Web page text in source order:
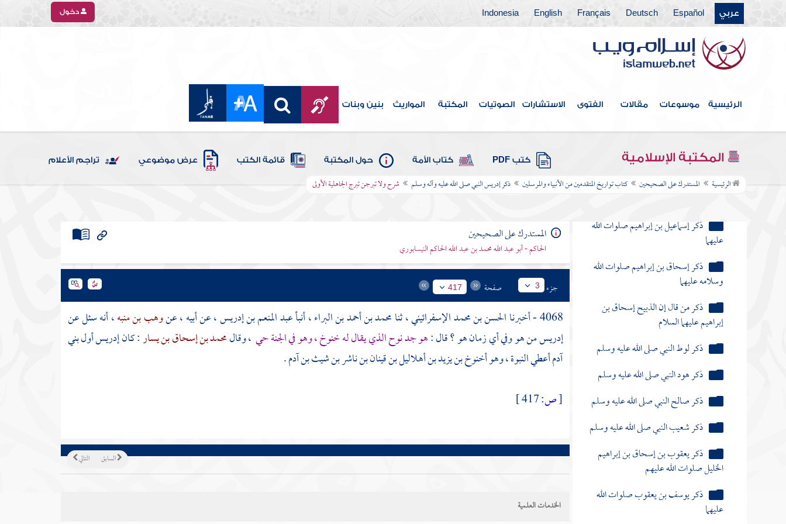
عربي Español
Deutsch
Français
English
Indonesia دخول
الرئيسية موسوعات مقالات الفتوى الاستشارات الصوتيات المكتبة المواريث بنين وبنات
المكتبة الإسلامية كتب PDF كتاب الأمة حول المكتبة قائمة الكتب عرض موضوعي تراجم الأعلام
الرئيسية المستدرك على الصحيحين كتاب تواريخ المتقدمين من الأنبياء والمرسلين ذكر إدريس النبي صلى الله عليه وآله وسلم شرح ولا تبرجن تبرج الجاهلية الأولى
كتاب التفسير
كتاب تواريخ المتقدمين من الأنبياء والمرسلين
ذكر آدم عليه السلام
ذكر إدريس النبي صلى الله عليه وآله
وسلم
شرح ولا تبرجن تبرج الجاهلية
الأولى
ذكر إبراهيم عليه السلام
ذكر إسماعيل بن إبراهيم صلوات الله
عليهما
ذكر إسحاق بن إبراهيم صلوات الله
وسلامه عليهما
ذكر من قال إن الذبيح إسحاق بن
إبراهيم عليهما السلام
ذكر لوط النبي صلى الله عليه وسلم
ذكر هود النبي صلى الله عليه وسلم
ذكر صالح النبي صلى الله عليه وسلم
ذكر شعيب النبي صلى الله عليه وسلم
ذكر يعقوب بن إسحاق بن إبراهيم
الخليل صلوات الله عليهم
ذكر يوسف بن يعقوب صلوات الله
عليهما
المستدرك على الصحيحين
الحاكم - أبو عبد الله محمد بن عبد الله الحاكم النيسابوري
جزء 3 صفحة 417
4068 - أخبرنا الحسن بن محمد الإسفرائيني، ثنامحمد بن أحمد بن البراء، أنبأعبد المنعم بن إدريس، عن أبيه ، عنوهب بن منبه، أنه سئل عن
إدريسمن هو وفي أي زمان هو ؟ قال :هو جدنوحالذي يقال له خنوخ ، وهو في الجنة حي ، وقالمحمد بن إسحاق بن يسار: كانإدريسأول بني
آدم أعطي النبوة ، وهوأخنوخ بن يزيد بن أهلاليل بن قينان بن ناشر بن شيث بن آدم.
[ص:
التالي السابق
الخدمات العلمية